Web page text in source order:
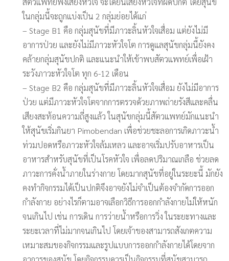
ในกลุ่มนี้จะถูกแบ่งเป็น 2 กลุ่มย่อยได้แก่
– Stage B1 คือ กลุ่มสุนัขที่มีภาวะลิ้นหัวใจเสื่อม แต่ยังไม่มี
อาการป่วย และยังไม่มีภาวะหัวใจโต การดูแลสุนัขกลุ่มนี้ยังคง
คล้ายกลุ่มสุนัขปกติ และแนะนำให้เข้าพบสัตวแพทย์เพื่อเฝ้า
ระวังภาวะหัวใจโต ทุก 6-12 เดือน
– Stage B2 คือ กลุ่มสุนัขที่มีภาวะลิ้นหัวใจเสื่อม ยังไม่มีอาการ
ป่วย แต่มีภาวะหัวใจโตจากการตรวจด้วยภาพถ่ายรังสีและคลื่น
เสียงสะท้อนความถี่สูงแล้ว ในสุนัขกลุ่มนี้สัตวแพทย์มักแนะนำ
ให้สุนัขเริ่มกินยา Pimobendan เพื่อช่วยชะลอการเกิดภาวะน้ำ
ท่วมปอดหรือภาวะหัวใจล้มเหลว และอาจเริ่มปรับอาหารเป็น
อาหารสำหรับสุนัขที่เป็นโรคหัวใจ เพื่อลดปริมาณเกลือ ช่วยลด
ภาวะการคั่งน้ำภายในร่างกาย โดยมากสุนัขที่อยู่ในระยะนี้ มักยัง
คงทำกิจกรรมได้เป็นปกติจึงอาจยังไม่จำเป็นต้องจำกัดการออก
กำลังกาย อย่างไรก็ตามอาจเลือกวิธีการออกกำลังกายไม่ให้หนัก
จนเกินไป เช่น การเดิน การว่ายน้ำหรือการวิ่ง ในระยะทางและ
ระยะเวลาที่ไม่มากจนเกินไป โดยเจ้าของสามารถสังเกตความ
เหมาะสมของกิจกรรมและรูปแบบการออกกำลังกายได้โดยจาก